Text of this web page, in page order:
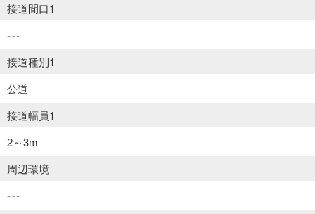
接道間口1
---
接道種別1
公道
接道幅員1
2～3m
周辺環境
---